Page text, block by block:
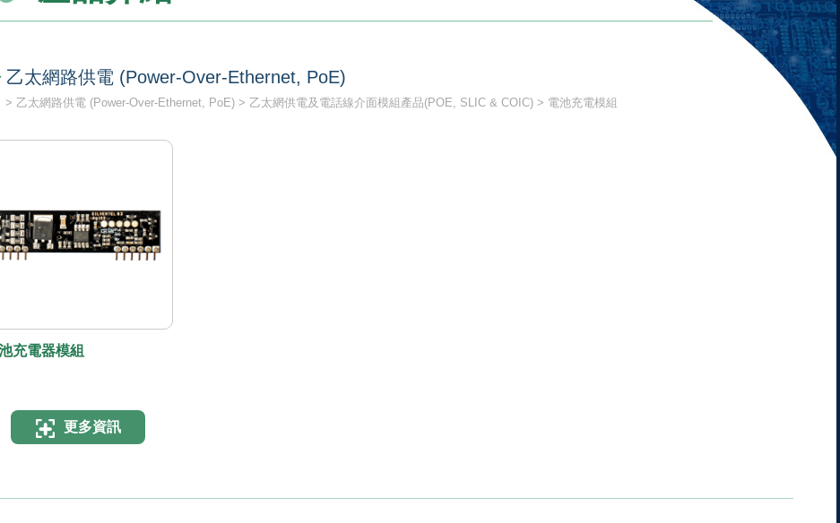
乙太網路供電 (Power-Over-Ethernet, PoE)
乙太網路供電 (Power-Over-Ethernet, PoE) 乙太網供電及電話線介面模組產品(POE, SLIC & COIC) 電池充電模組
充電器模組
更多資訊